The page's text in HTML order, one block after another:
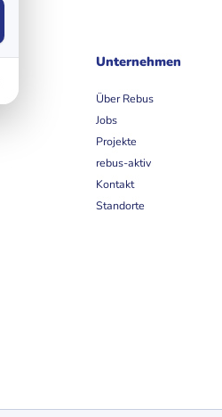
Unternehmen
Über Rebus
Jobs
Projekte
rebus-aktiv
Kontakt
Standorte